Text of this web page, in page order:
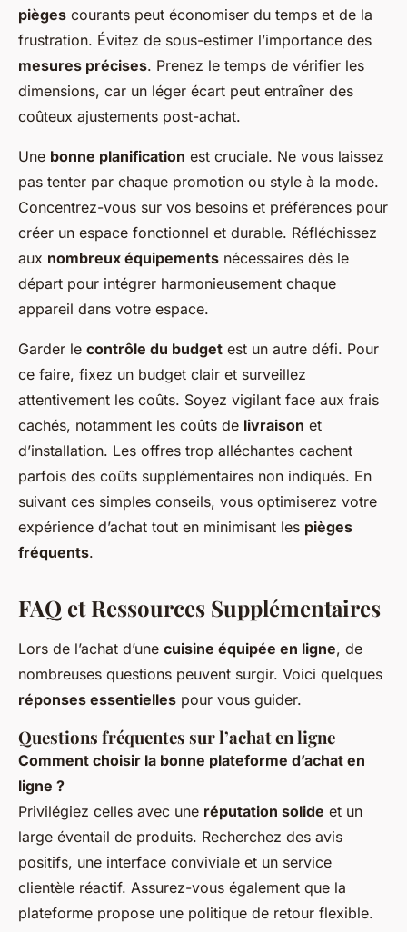
pièges courants peut économiser du temps et de la
frustration. Évitez de sous-estimer l’importance des
mesures précises. Prenez le temps de vérifier les
dimensions, car un léger écart peut entraîner des
coûteux ajustements post-achat.
Une bonne planification est cruciale. Ne vous laissez
pas tenter par chaque promotion ou style à la mode.
Concentrez-vous sur vos besoins et préférences pour
créer un espace fonctionnel et durable. Réfléchissez
aux nombreux équipements nécessaires dès le
départ pour intégrer harmonieusement chaque
appareil dans votre espace.
Garder le contrôle du budget est un autre défi. Pour
ce faire, fixez un budget clair et surveillez
attentivement les coûts. Soyez vigilant face aux frais
cachés, notamment les coûts de livraison et
d’installation. Les offres trop alléchantes cachent
parfois des coûts supplémentaires non indiqués. En
suivant ces simples conseils, vous optimiserez votre
expérience d’achat tout en minimisant les pièges
fréquents.
FAQ et Ressources Supplémentaires
Lors de l’achat d’une cuisine équipée en ligne, de
nombreuses questions peuvent surgir. Voici quelques
réponses essentielles pour vous guider.
Questions fréquentes sur l’achat en ligne
Comment choisir la bonne plateforme d’achat en
ligne ?
Privilégiez celles avec une réputation solide et un
large éventail de produits. Recherchez des avis
positifs, une interface conviviale et un service
clientèle réactif. Assurez-vous également que la
plateforme propose une politique de retour flexible.